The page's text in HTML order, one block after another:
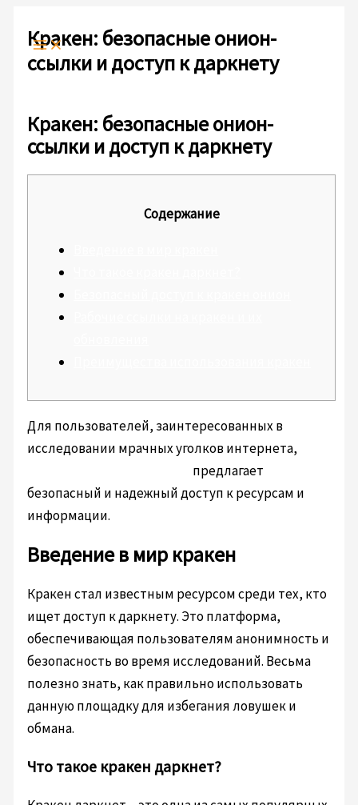
contenido
Кракен: безопасные онион-
ссылки и доступ к даркнету
Кракен: безопасные онион-
ссылки и доступ к даркнету
Содержание
Для пользователей, заинтересованных в
исследовании мрачных уголков интернета,
предлагает
безопасный и надежный доступ к ресурсам и
информации.
Введение в мир кракен
Кракен стал известным ресурсом среди тех, кто
ищет доступ к даркнету. Это платформа,
обеспечивающая пользователям анонимность и
безопасность во время исследований. Весьма
полезно знать, как правильно использовать
данную площадку для избегания ловушек и
обмана.
Что такое кракен даркнет?
aquí...
electrónico*